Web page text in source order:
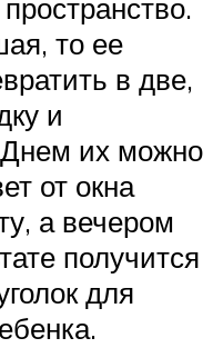
то ее
в две,
и
их можно
от окна
а вечером
получится
для